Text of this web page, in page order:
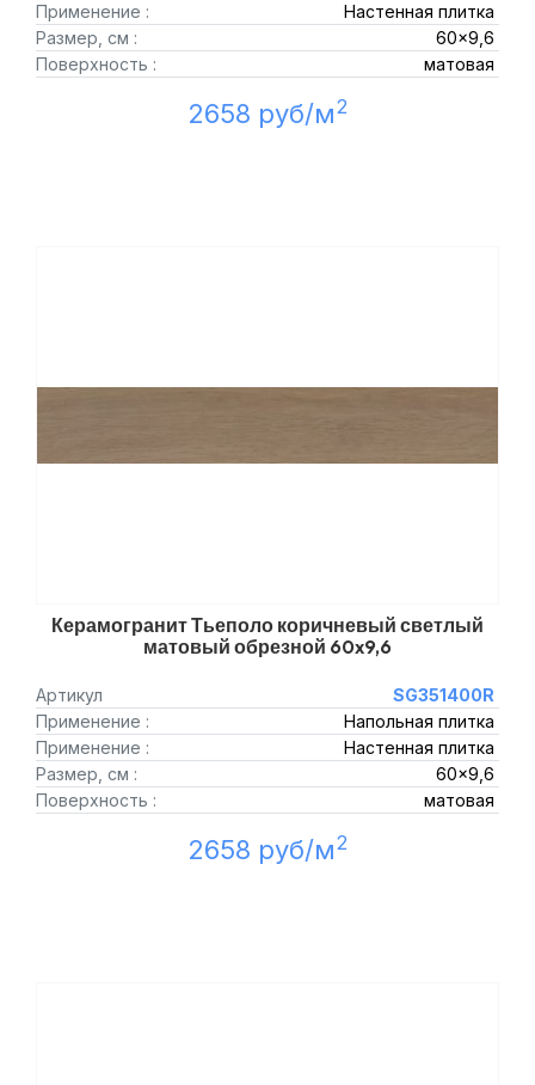
Применение :
Настенная плитка
Размер, см :
60x9,6
Поверхность :
матовая
2658 руб/м2
Керамогранит Тьеполо коричневый светлый
матовый обрезной 60x9,6
Артикул
SG351400R
Применение :
Напольная плитка
Применение :
Настенная плитка
Размер, см :
60x9,6
Поверхность :
матовая
2658 руб/м2